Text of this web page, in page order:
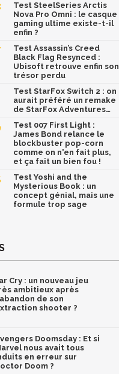
Test SteelSeries Arctis
Nova Pro Omni : le casque
gaming ultime existe-t-il
enfin ?
Test Assassin’s Creed
Black Flag Resynced :
Ubisoft retrouve enfin son
trésor perdu
Test StarFox Switch 2 : on
aurait préféré un remake
de StarFox Adventures…
Test 007 First Light :
James Bond relance le
blockbuster pop-corn
comme on n'en fait plus,
et ça fait un bien fou !
Test Yoshi and the
Mysterious Book : un
concept génial, mais une
formule trop sage
Cry : un nouveau jeu
ambitieux après
de son
shooter ?
Doomsday : Et si
nous avait tous
en erreur sur
Doom ?